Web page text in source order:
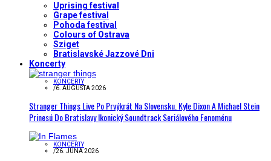
Uprising festival
Grape festival
Pohoda festival
Colours of Ostrava
Sziget
Bratislavské Jazzové Dni
Koncerty
KONCERTY
/6. AUGUSTA 2026
Stranger Things Live Po Prvýkrát Na Slovensku. Kyle Dixon A Michael Stein
Prinesú Do Bratislavy Ikonický Soundtrack Seriálového Fenoménu
KONCERTY
/26. JÚNA 2026